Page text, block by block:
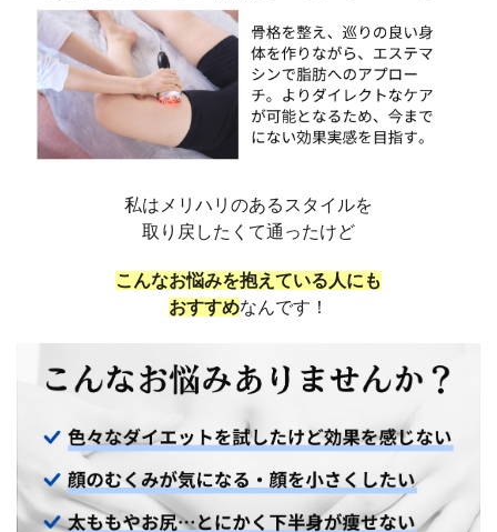
私はメリハリのあるスタイルを
取り戻したくて通ったけど
こんなお悩みを抱えている人にも
おすすめなんです！